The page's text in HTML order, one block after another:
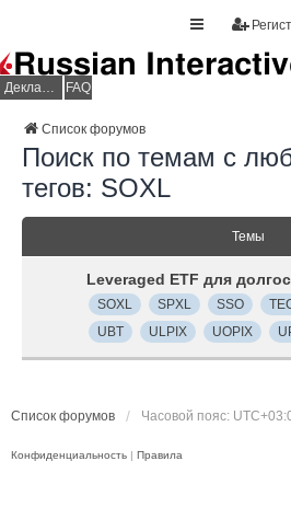
Декларация НДФЛ FAQ
Список форумов
Поиск по темам с
тегов: SOXL
Темы
Leveraged ETF для
SOXL SPXL SSO
UBT
ULPIX UOPIX
Список форумов Часовой пояс:
Конфиденциальность | Правила